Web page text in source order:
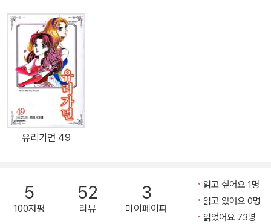
유리가면 49
5
100자평
52
리뷰
3
마이페이퍼
읽고 싶어요 1명
읽고 있어요 0명
읽었어요 73명